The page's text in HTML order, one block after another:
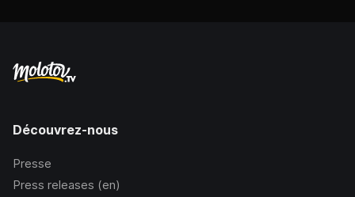
Découvrez-nous
Presse
Press releases (en)